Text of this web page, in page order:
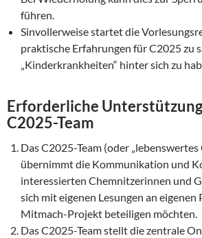
führen.
Sinvollerweise startet die
praktische Erfahrungen für C2025 zu
„Kinderkrankheiten“ hinter sich zu
Erforderliche
C2025-Team
Das C2025-Team (oder „lebenswertes
übernimmt die Kommunikation und
interessierten Chemnitzerinnen und
sich mit eigenen Lesungen an eigenen
Mitmach-Projekt beteiligen möchten.
Das C2025-Team stellt die zentrale